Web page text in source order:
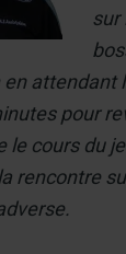
sur
attendant
pour
le cours du
rencontre